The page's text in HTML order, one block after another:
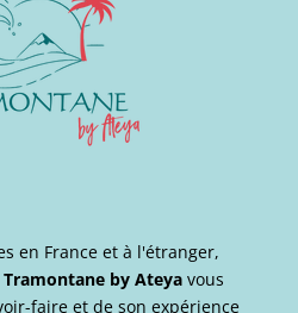
en France et à l'étranger,
Tramontane by Ateya vous
faire et de son expérience